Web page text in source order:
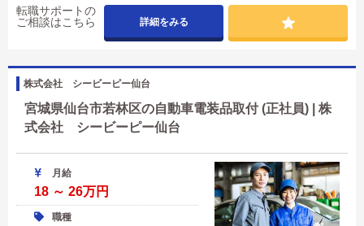
転職サポートの
ご相談はこちら
詳細をみる
株式会社 シービーピー仙台
宮城県仙台市若林区の自動車電装品取付 (正社員) | 株
式会社 シービーピー仙台
月給
18 ～ 26万円
職種